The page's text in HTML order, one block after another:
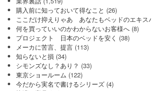
購入前に知っておいて得なこと (26)
ここだけ抑えりゃあ あなたもベッドのエキス
何を買っていいのかわからないお客様へ (8)
プロジェクト 日本のベッドを安く (38)
メーカに苦言、提言 (113)
知らないと損 (34)
シモンズなし？あり？ (33)
東京ショールーム (122)
今だから実名で書けるシリーズ (4)